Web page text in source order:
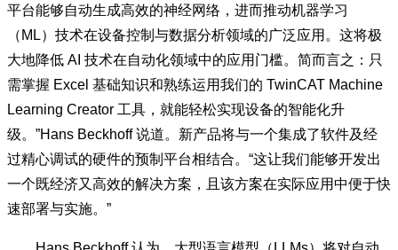
的运用。“我们期望通过 TwinCAT Machine Learning Creator
平台能够自动生成高效的神经网络，进而推动机器学习
（ML）技术在设备控制与数据分析领域的广泛应用。这将极
大地降低 AI 技术在自动化领域中的应用门槛。简而言之：只
需掌握 Excel 基础知识和熟练运用我们的 TwinCAT Machine
Learning Creator 工具，就能轻松实现设备的智能化升
级。”Hans Beckhoff 说道。新产品将与一个集成了软件及经
过精心调试的硬件的预制平台相结合。“这让我们能够开发出
一个既经济又高效的解决方案，且该方案在实际应用中便于快